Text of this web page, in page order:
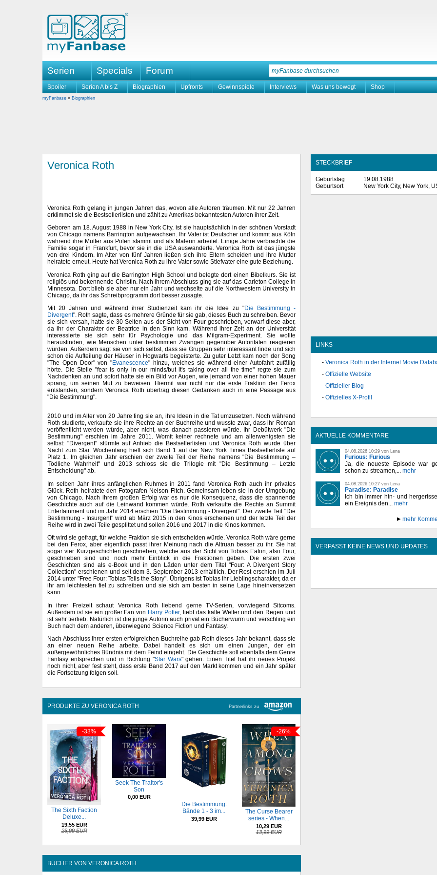
Serien Specials Forum
Spoiler Serien A bis Z Biographien Upfronts Gewinnspiele Interviews Was uns bewegt Shop
myFanbase » Biographien
Veronica Roth
Veronica Roth gelang in jungen Jahren das, wovon alle Autoren träumen. Mit nur 22 Jahren
erklimmet sie die Bestsellerlisten und zählt zu Amerikas bekanntesten Autoren ihrer Zeit.
Geboren am 18. August 1988 in New York City, ist sie hauptsächlich in der schönen Vorstadt
von Chicago namens Barrington aufgewachsen. Ihr Vater ist Deutscher und kommt aus Köln
während ihre Mutter aus Polen stammt und als Malerin arbeitet. Einige Jahre verbrachte die
Familie sogar in Frankfurt, bevor sie in die USA auswanderte. Veronica Roth ist das jüngste
von drei Kindern. Im Alter von fünf Jahren ließen sich ihre Eltern scheiden und ihre Mutter
heiratete erneut. Heute hat Veronica Roth zu ihre Vater sowie Stiefvater eine gute Beziehung.
Veronica Roth ging auf die Barrington High School und belegte dort einen Bibelkurs. Sie ist
religiös und bekennende Christin. Nach ihrem Abschluss ging sie auf das Carleton College in
Minnesota. Dort blieb sie aber nur ein Jahr und wechselte auf die Northwestern University in
Chicago, da ihr das Schreibprogramm dort besser zusagte.
Mit 20 Jahren und während ihrer Studienzeit kam ihr die Idee zu "Die Bestimmung -
Divergent". Roth sagte, dass es mehrere Gründe für sie gab, dieses Buch zu schreiben. Bevor
sie sich versah, hatte sie 30 Seiten aus der Sicht von Four geschrieben, verwarf diese aber,
da ihr der Charakter der Beatrice in den Sinn kam. Während ihrer Zeit an der Universität
interessierte sie sich sehr für Psychologie und das Milgram-Experiment. Sie wollte
herausfinden, wie Menschen unter bestimmten Zwängen gegenüber Autoritäten reagieren
würden. Außerdem sagt sie von sich selbst, dass sie Gruppen sehr interessant finde und sich
schon die Aufteilung der Häuser in Hogwarts begeisterte. Zu guter Letzt kam noch der Song
"The Open Door" von "Evanescence" hinzu, welches sie während einer Autofahrt zufällig
hörte. Die Stelle "fear is only in our minds/but it's taking over all the time" regte sie zum
Nachdenken an und sofort hatte sie ein Bild vor Augen, wie jemand von einer hohen Mauer
sprang, um seinen Mut zu beweisen. Hiermit war nicht nur die erste Fraktion der Ferox
entstanden, sondern Veronica Roth übertrag diesen Gedanken auch in eine Passage aus
"Die Bestimmung".
2010 und im Alter von 20 Jahre fing sie an, ihre Ideen in die Tat umzusetzen. Noch während
Roth studierte, verkaufte sie ihre Rechte an der Buchreihe und wusste zwar, dass ihr Roman
veröffentlicht werden würde, aber nicht, was danach passieren würde. Ihr Debütwerk "Die
Bestimmung" erschien im Jahre 2011. Womit keiner rechnete und am allerwenigsten sie
selbst: "Divergent" stürmte auf Anhieb die Bestsellerlisten und Veronica Roth wurde über
Nacht zum Star. Wochenlang hielt sich Band 1 auf der New York Times Bestsellerliste auf
Platz 1. Im gleichen Jahr erschien der zweite Teil der Reihe namens "Die Bestimmung –
Tödliche Wahrheit" und 2013 schloss sie die Trilogie mit "Die Bestimmung – Letzte
Entscheidung" ab.
Im selben Jahr ihres anfänglichen Ruhmes in 2011 fand Veronica Roth auch ihr privates
Glück. Roth heiratete den Fotografen Nelson Fitch. Gemeinsam leben sie in der Umgebung
von Chicago. Nach ihrem großen Erfolg war es nur die Konsequenz, dass die spannende
Geschichte auch auf die Leinwand kommen würde. Roth verkaufte die Rechte an Summit
Entertainment und im Jahr 2014 erschien "Die Bestimmung - Divergent". Der zweite Teil "Die
Bestimmung - Insurgent" wird ab März 2015 in den Kinos erscheinen und der letzte Teil der
Reihe wird in zwei Teile gesplittet und sollen 2016 und 2017 in die Kinos kommen.
Oft wird sie gefragt, für welche Fraktion sie sich entscheiden würde. Veronica Roth wäre gerne
bei den Ferox, aber eigentlich passt ihrer Meinung nach die Altruan besser zu ihr. Sie hat
sogar vier Kurzgeschichten geschrieben, welche aus der Sicht von Tobias Eaton, also Four,
geschrieben sind und noch mehr Einblick in die Fraktionen geben. Die ersten zwei
Geschichten sind als e-Book und in den Läden unter dem Titel "Four: A Divergent Story
Collection" erschienen und seit dem 3. September 2013 erhältlich. Der Rest erschien im Juli
2014 unter "Free Four: Tobias Tells the Story". Übrigens ist Tobias ihr Lieblingscharakter, da er
ihr am leichtesten fiel zu schreiben und sie sich am besten in seine Lage hineinversetzen
kann.
In ihrer Freizeit schaut Veronica Roth liebend gerne TV-Serien, vorwiegend Sitcoms.
Außerdem ist sie ein großer Fan von Harry Potter, liebt das kalte Wetter und den Regen und
ist sehr tierlieb. Natürlich ist die junge Autorin auch privat ein Bücherwurm und verschling ein
Buch nach dem anderen, überwiegend Science Fiction und Fantasy.
Nach Abschluss ihrer ersten erfolgreichen Buchreihe gab Roth dieses Jahr bekannt, dass sie
an einer neuen Reihe arbeite. Dabei handelt es sich um einen Jungen, der ein
außergewöhnliches Bündnis mit dem Feind eingeht. Die Geschichte soll ebenfalls dem Genre
Fantasy entsprechen und in Richtung "Star Wars" gehen. Einen Titel hat ihr neues Projekt
noch nicht, aber fest steht, dass erste Band 2017 auf den Markt kommen und ein Jahr später
die Fortsetzung folgen soll.
Partnerlinks zu
PRODUKTE ZU VERONICA ROTH
-33%
The Sixth Faction
Deluxe...
19,55 EUR
28,99 EUR
Seek The Traitor's
Son
0,00 EUR
Die Bestimmung:
Bände 1 - 3 im...
39,99 EUR
-26%
The Curse Bearer
series - When...
10,29 EUR
13,99 EUR
BÜCHER VON VERONICA ROTH
STECKBRIEF
Geburtstag
19.08.1988
Geburtsort
New York City, New York,
LINKS
Veronica Roth in der Internet Movie
Offizielle Website
Offizieller Blog
Offizielles X-Profil
AKTUELLE KOMMENTARE
04.08.2026 10:29 von Lena
Furious: Furious
Ja, die neueste Episode war
schon zu streamen,... mehr
04.08.2026 10:27 von Lena
Paradise: Paradise
Ich bin immer hin- und
ein Ereignis den... mehr
mehr
VERPASST KEINE NEWS UND UPDATES